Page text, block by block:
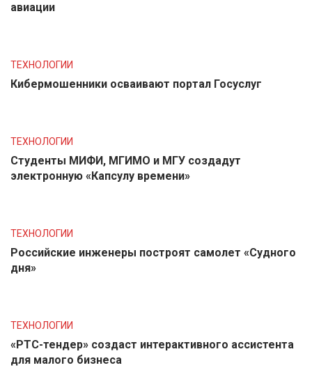
авиации
ТЕХНОЛОГИИ
Кибермошенники осваивают портал Госуслуг
ТЕХНОЛОГИИ
Студенты МИФИ, МГИМО и МГУ создадут
электронную «Капсулу времени»
ТЕХНОЛОГИИ
Российские инженеры построят самолет «Судного
дня»
ТЕХНОЛОГИИ
«РТС-тендер» создаст интерактивного ассистента
для малого бизнеса